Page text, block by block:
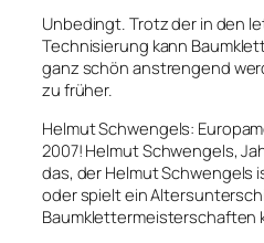
Unbedingt. Trotz der in den
Technisierung kann
ganz schön anstrengend
zu früher.
Helmut Schwengels:
2007! Helmut Schwengels,
das, der Helmut Schwengels
oder spielt ein
Baumklettermeisterschaften